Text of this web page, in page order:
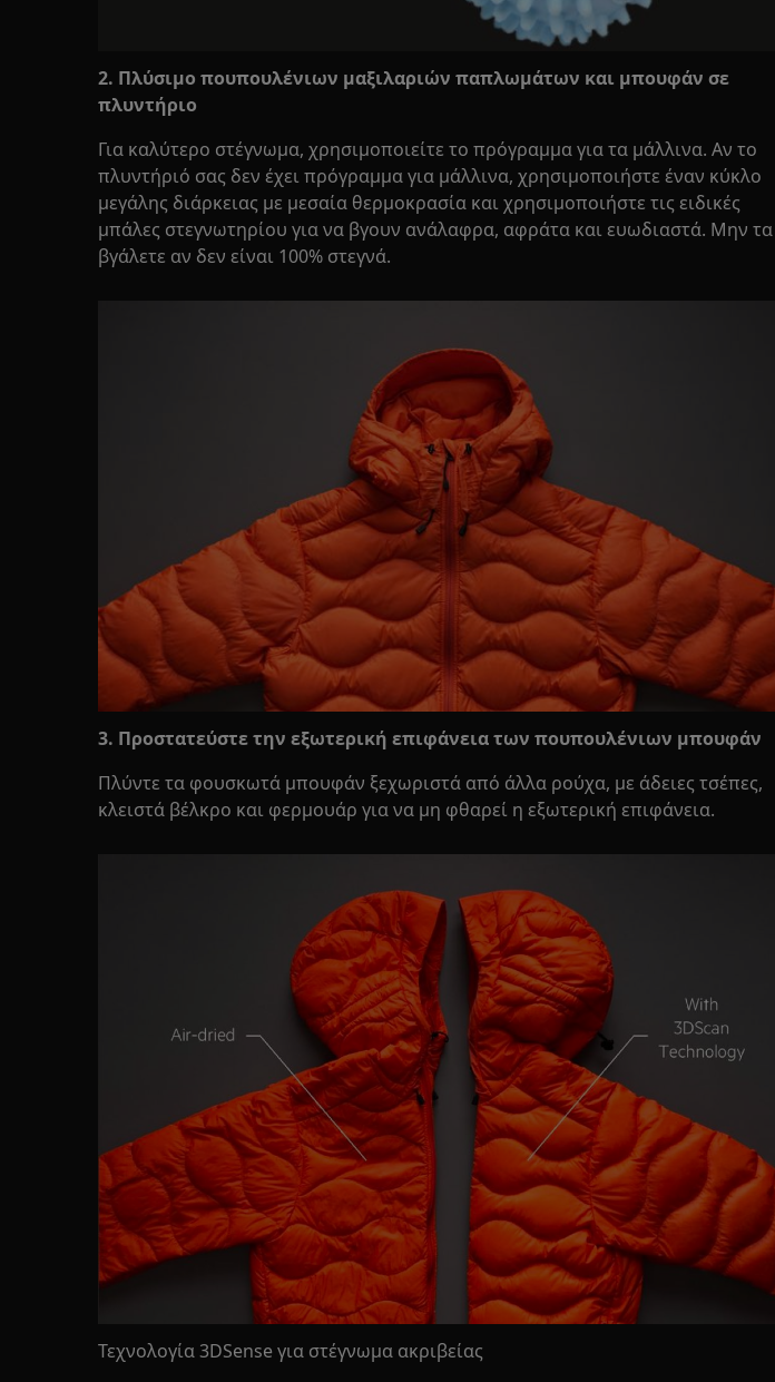
2. Πλύσιμο πουπουλένιων μαξιλαριών παπλωμάτων και μπουφάν σε
πλυντήριο
Για καλύτερο στέγνωμα, χρησιμοποιείτε το πρόγραμμα για τα μάλλινα. Αν το
πλυντήριό σας δεν έχει πρόγραμμα για μάλλινα, χρησιμοποιήστε έναν κύκλο
μεγάλης διάρκειας με μεσαία θερμοκρασία και χρησιμοποιήστε τις ειδικές
μπάλες στεγνωτηρίου για να βγουν ανάλαφρα, αφράτα και ευωδιαστά. Μην τα
βγάλετε αν δεν είναι 100% στεγνά.
3. Προστατεύστε την εξωτερική επιφάνεια των πουπουλένιων μπουφάν
Πλύντε τα φουσκωτά μπουφάν ξεχωριστά από άλλα ρούχα, με άδειες τσέπες,
κλειστά βέλκρο και φερμουάρ για να μη φθαρεί η εξωτερική επιφάνεια.
Τεχνολογία 3DSense για στέγνωμα ακριβείας